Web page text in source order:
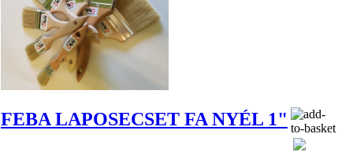
FEBA LAPOSECSET FA NYÉL 1"